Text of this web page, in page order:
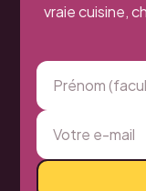
vraie cuisine,